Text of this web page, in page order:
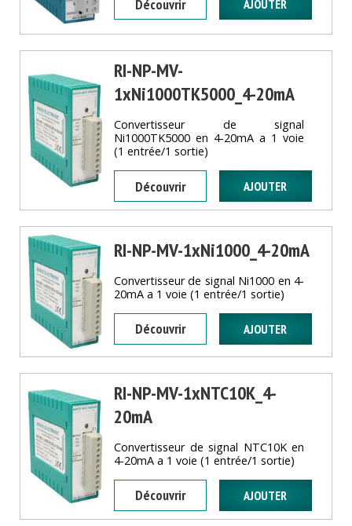
Découvrir
RI-NP-MV-
1xNi1000TK5000_4-20mA
Convertisseur de signal
Ni1000TK5000 en 4-20mA a 1 voie
(1 entrée/1 sortie)
Découvrir
RI-NP-MV-1xNi1000_4-20mA
Convertisseur de signal Ni1000 en 4-
20mA a 1 voie (1 entrée/1 sortie)
Découvrir
RI-NP-MV-1xNTC10K_4-
20mA
Convertisseur de signal NTC10K en
4-20mA a 1 voie (1 entrée/1 sortie)
Découvrir